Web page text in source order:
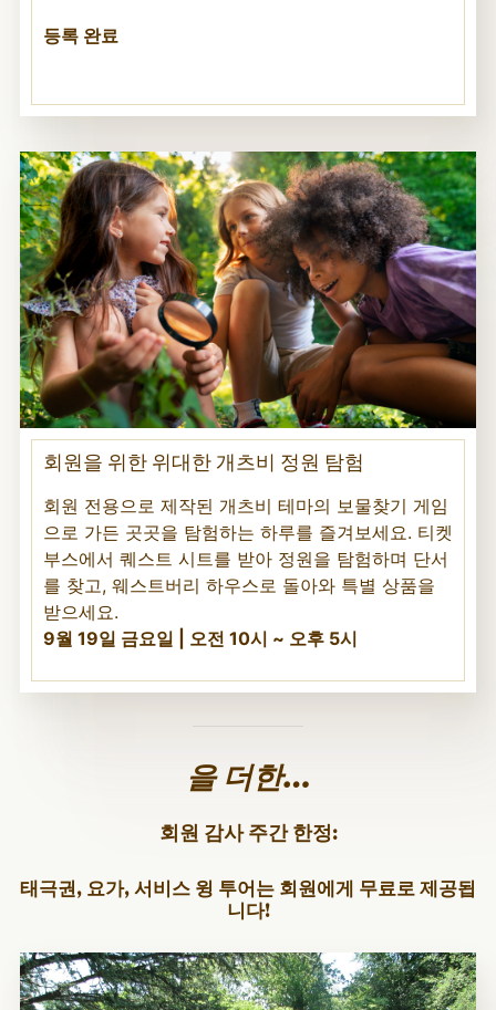
등록 완료
회원을 위한 위대한 개츠비 정원 탐험
회원 전용으로 제작된 개츠비 테마의 보물찾기 게임
으로 가든 곳곳을 탐험하는 하루를 즐겨보세요. 티켓
부스에서 퀘스트 시트를 받아 정원을 탐험하며 단서
를 찾고, 웨스트버리 하우스로 돌아와 특별 상품을
받으세요.
9월 19일 금요일 | 오전 10시 ~ 오후 5시
을 더한…
회원 감사 주간 한정:
태극권, 요가, 서비스 윙 투어는 회원에게 무료로 제공됩
니다!